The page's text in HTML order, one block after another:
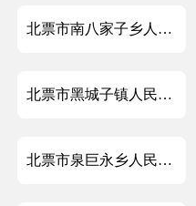
北票市南八家子乡人民政府2025年政府信息公开工作年度报告
北票市黑城子镇人民政府2025年政府信息公开工作年度报告
北票市泉巨永乡人民政府2025年政府信息公开工作年度报告